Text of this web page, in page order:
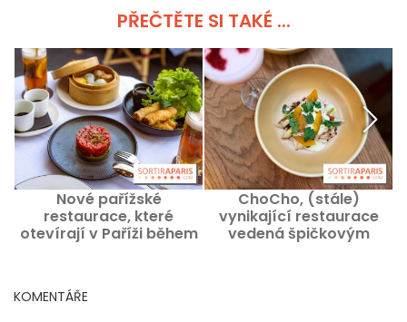
PŘEČTĚTE SI TAKÉ ...
Nové pařížské
restaurace, které
otevírají v Paříži během
ChoCho, (stále)
vynikající restaurace
vedená špičkovým
KOMENTÁŘE